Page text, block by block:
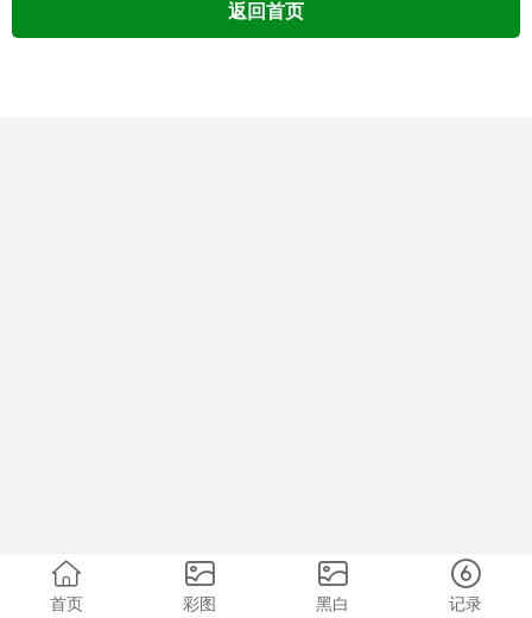
返回首页
首页 彩图 黑白 记录